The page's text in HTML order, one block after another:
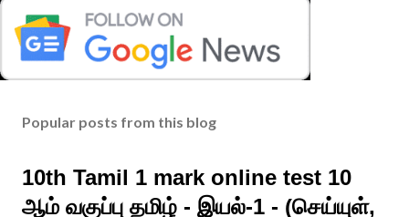
Popular posts from this blog
10th Tamil 1 mark online test 10
ஆம் வகுப்பு தமிழ் - இயல்-1 - (செய்யுள்,